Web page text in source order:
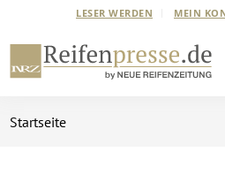
LESER WERDEN MEIN
Startseite